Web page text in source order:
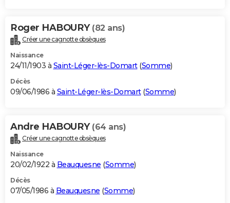
Roger HABOURY (82 ans)
Créer une cagnotte obsèques
Naissance
24/11/1903 à Saint-Léger-lès-Domart(Somme)
Décès
09/06/1986 à Saint-Léger-lès-Domart(Somme)
Andre HABOURY (64 ans)
Créer une cagnotte obsèques
Naissance
20/02/1922 à Beauquesne (Somme)
Décès
07/05/1986 à Beauquesne (Somme)